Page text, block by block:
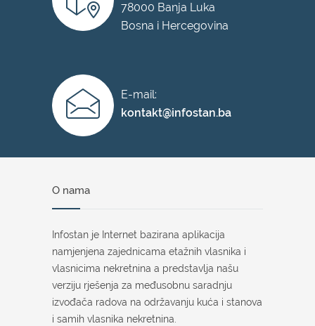
78000 Banja Luka
Bosna i Hercegovina
E-mail:
kontakt@infostan.ba
O nama
Infostan je Internet bazirana aplikacija
namjenjena zajednicama etažnih vlasnika i
vlasnicima nekretnina a predstavlja našu
verziju rješenja za međusobnu saradnju
izvođača radova na održavanju kuća i stanova
i samih vlasnika nekretnina.